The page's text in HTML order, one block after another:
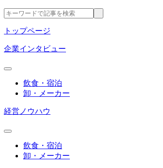
トップページ
企業インタビュー
飲食・宿泊
卸・メーカー
経営ノウハウ
飲食・宿泊
卸・メーカー